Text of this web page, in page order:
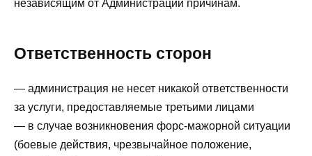
независящим от Администрации причинам.
Ответственность сторон
— администрация не несет никакой ответственности
за услуги, предоставляемые третьими лицами
— в случае возникновения форс-мажорной ситуации
(боевые действия, чрезвычайное положение,